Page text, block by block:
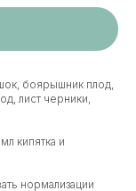
боярышник плод,
лист черники,
кипятка и
нормализации